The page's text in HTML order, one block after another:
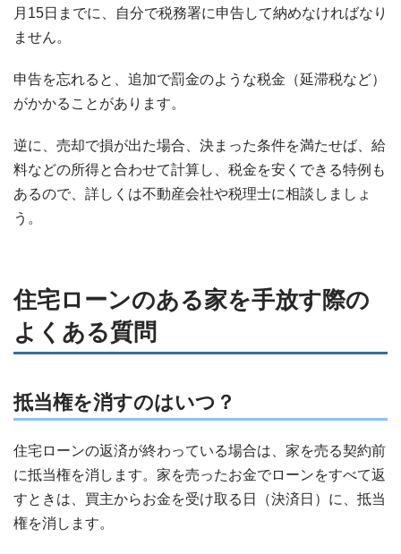
月15日までに、自分で税務署に申告して納めなければなり
ません。
申告を忘れると、追加で罰金のような税金（延滞税など）
がかかることがあります。
逆に、売却で損が出た場合、決まった条件を満たせば、給
料などの所得と合わせて計算し、税金を安くできる特例も
あるので、詳しくは不動産会社や税理士に相談しましょ
う。
住宅ローンのある家を手放す際の
よくある質問
抵当権を消すのはいつ？
住宅ローンの返済が終わっている場合は、家を売る契約前
に抵当権を消します。家を売ったお金でローンをすべて返
すときは、買主からお金を受け取る日（決済日）に、抵当
権を消します。